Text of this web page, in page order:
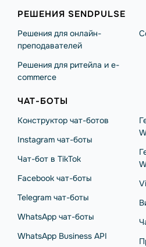
РЕШЕНИЯ SENDPULSE
Решения для онлайн-
преподавателей
Решения для ритейла и e-
commerce
ЧАТ-БОТЫ
Конструктор чат-ботов
Instagram чат-боты
Чат-бот в TikTok
Facebook чат-боты
Telegram чат-боты
WhatsApp чат-боты
WhatsApp Business API